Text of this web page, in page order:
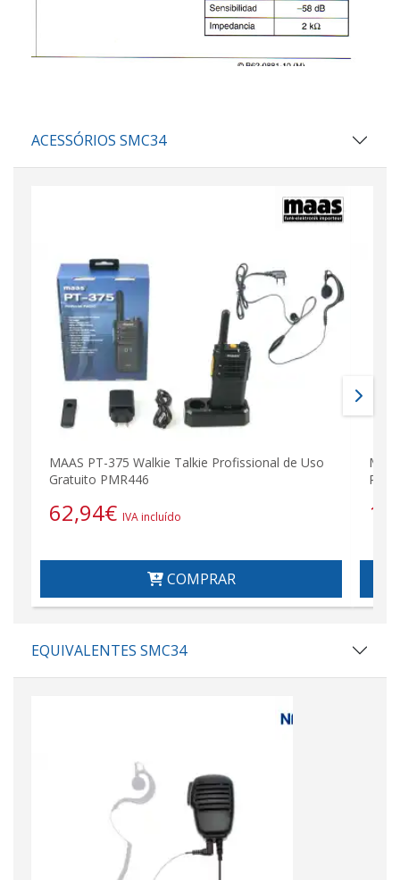
ACESSÓRIOS SMC34
MAAS PT-375 Walkie Talkie Profissional de Uso
Gratuito PMR446
62,94€ IVA incluído
COMPRAR
EQUIVALENTES SMC34